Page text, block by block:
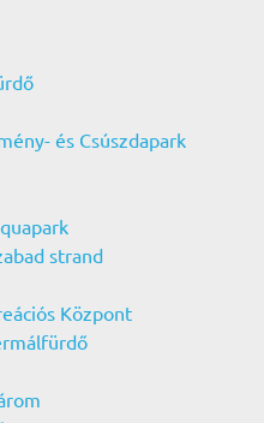
és Csúszdapark
strand
Központ